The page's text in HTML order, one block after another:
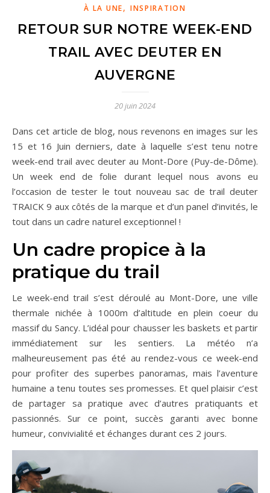
À LA UNE, INSPIRATION
RETOUR SUR NOTRE WEEK-END
TRAIL AVEC DEUTER EN
AUVERGNE
20 juin 2024
Dans cet article de blog, nous revenons en images sur les
15 et 16 Juin derniers, date à laquelle s’est tenu notre
week-end trail avec deuter au Mont-Dore (Puy-de-Dôme).
Un week end de folie durant lequel nous avons eu
l’occasion de tester le tout nouveau sac de trail deuter
TRAICK 9 aux côtés de la marque et d’un panel d’invités, le
tout dans un cadre naturel exceptionnel !
Un cadre propice à la
pratique du trail
Le week-end trail s’est déroulé au Mont-Dore, une ville
thermale nichée à 1000m d’altitude en plein coeur du
massif du Sancy. L’idéal pour chausser les baskets et partir
immédiatement sur les sentiers. La météo n’a
malheureusement pas été au rendez-vous ce week-end
pour profiter des superbes panoramas, mais l’aventure
humaine a tenu toutes ses promesses. Et quel plaisir c’est
de partager sa pratique avec d’autres pratiquants et
passionnés. Sur ce point, succès garanti avec bonne
humeur, convivialité et échanges durant ces 2 jours.